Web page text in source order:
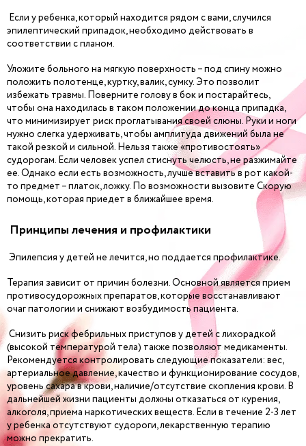
Если у ребенка, который находится рядом с вами, случился
эпилептический припадок, необходимо действовать в
соответствии с планом.
Уложите больного на мягкую поверхность – под спину можно
положить полотенце, куртку, валик, сумку. Это позволит
избежать травмы. Поверните голову в бок и постарайтесь,
чтобы она находилась в таком положении до конца припадка,
что минимизирует риск проглатывания своей слюны. Руки и ноги
нужно слегка удерживать, чтобы амплитуда движений была не
такой резкой и сильной. Нельзя также «противостоять»
судорогам. Если человек успел стиснуть челюсть, не разжимайте
ее. Однако если есть возможность, лучше вставить в рот какой-
то предмет – платок, ложку. По возможности вызовите Скорую
помощь, которая приедет в ближайшее время.
Принципы лечения и профилактики
Эпилепсия у детей не лечится, но поддается профилактике.
Терапия зависит от причин болезни. Основной является прием
противосудорожных препаратов, которые восстанавливают
очаг патологии и снижают возбудимость пациента.
Снизить риск фебрильных приступов у детей с лихорадкой
(высокой температурой тела) также позволяют медикаменты.
Рекомендуется контролировать следующие показатели: вес,
артериальное давление, качество и функционирование сосудов,
уровень сахара в крови, наличие/отсутствие скопления крови. В
дальнейшей жизни пациенты должны отказаться от курения,
алкоголя, приема наркотических веществ. Если в течение 2-3 лет
у ребенка отсутствуют судороги, лекарственную терапию
можно прекратить.